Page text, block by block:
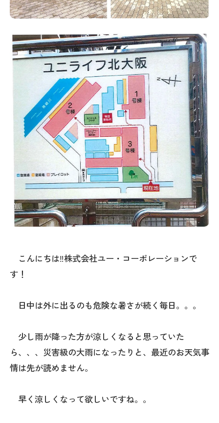
こんにちは‼株式会社ユー・コーポレーションで
す！
日中は外に出るのも危険な暑さが続く毎日。。。
少し雨が降った方が涼しくなると思っていた
ら、、、災害級の大雨になったりと、最近のお天気事
情は先が読めません。
早く涼しくなって欲しいですね。。